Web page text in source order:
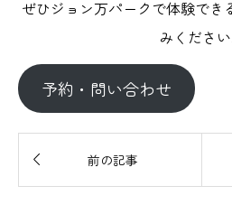
ぜひジョン万パークで体験でき
みください
予約・問い合わせ
 前の記事